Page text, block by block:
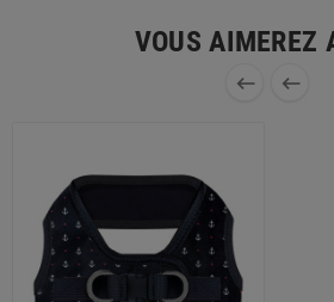
VOUS AIMEREZ
 